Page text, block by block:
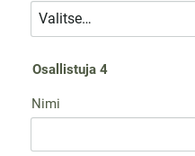
Osallistuja 4
Nimi